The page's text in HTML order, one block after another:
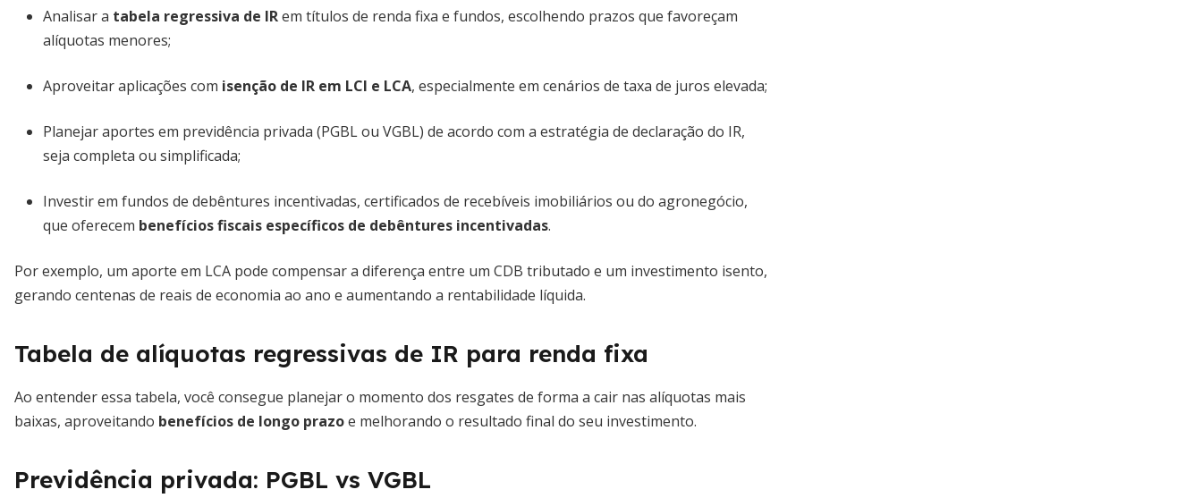
Analisar a tabela regressiva de IRem títulos de renda fixa e fundos, escolhendo prazos que favoreçam
alíquotas menores;
Aproveitar aplicações com isenção de IR em LCI e LCA, especialmente em cenários de taxa de juros elevada;
Planejar aportes em previdência privada (PGBL ou VGBL) de acordo com a estratégia de declaração do IR,
seja completa ou simplificada;
Investir em fundos de debêntures incentivadas, certificados de recebíveis imobiliários ou do agronegócio,
que oferecem benefícios fiscais específicos de debêntures incentivadas.
Por exemplo, um aporte em LCA pode compensar a diferença entre um CDB tributado e um investimento isento,
gerando centenas de reais de economia ao ano e aumentando a rentabilidade líquida.
Tabela de alíquotas regressivas de IR para renda fixa
Ao entender essa tabela, você consegue planejar o momento dos resgates de forma a cair nas alíquotas mais
baixas, aproveitando benefícios de longo prazoe melhorando o resultado final do seu investimento.
Previdência privada: PGBL vs VGBL